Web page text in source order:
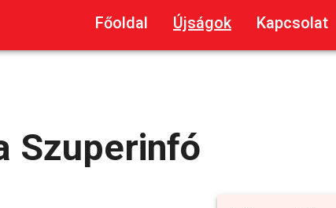
Főoldal Újságok Kapcsolat
Szuperinfó